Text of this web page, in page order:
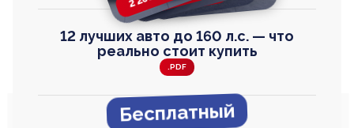
12 лучших авто до 160 л.с. — что
реально стоит купить
.PDF
Бесплатный